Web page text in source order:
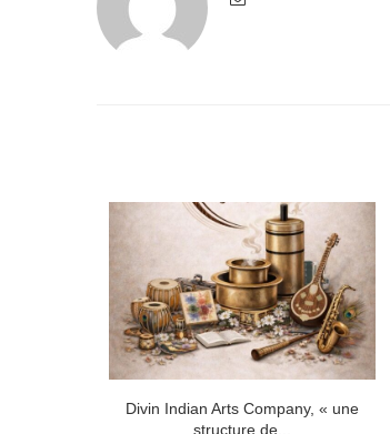
Divin Indian Arts Company, « une
structure de...